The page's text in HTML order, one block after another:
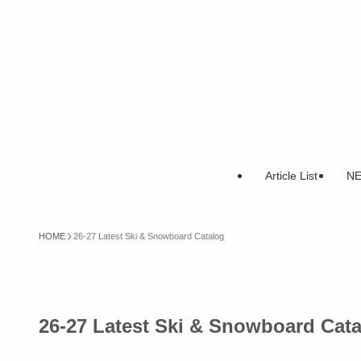
Article List
HOME 26-27 Latest Ski & Snowboard Catalog
26-27 Latest Ski & Snowboard